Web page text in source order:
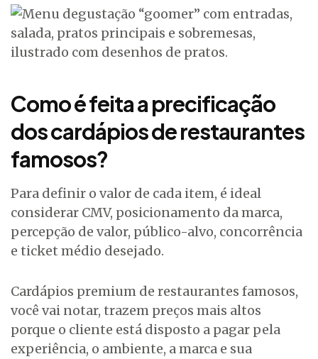
Como é feita a precificação
dos cardápios de restaurantes
famosos?
Para definir o valor de cada item, é ideal
considerar CMV, posicionamento da marca,
percepção de valor, público-alvo, concorrência
e ticket médio desejado.
Cardápios premium de restaurantes famosos,
você vai notar, trazem preços mais altos
porque o cliente está disposto a pagar pela
experiência, o ambiente, a marca e sua